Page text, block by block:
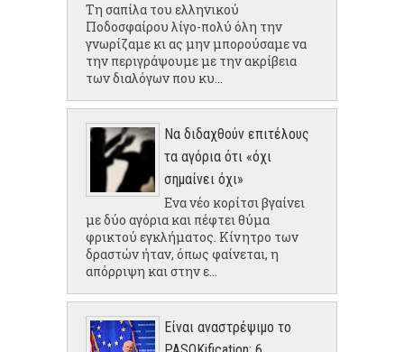
Τη σαπίλα του ελληνικού
Ποδοσφαίρου λίγο-πολύ όλη την
γνωρίζαμε κι ας μην μπορούσαμε να
την περιγράψουμε με την ακρίβεια
των διαλόγων που κυ...
Να διδαχθούν επιτέλους
τα αγόρια ότι «όχι
σημαίνει όχι»
Ενα νέο κορίτσι βγαίνει
με δύο αγόρια και πέφτει θύμα
φρικτού εγκλήματος. Κίνητρο των
δραστών ήταν, όπως φαίνεται, η
απόρριψη και στην ε...
Είναι αναστρέψιμο το